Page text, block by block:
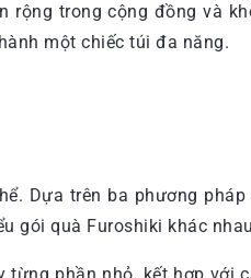
rộng trong cộng đồng và
một chiếc túi đa năng.
Dựa trên ba phương
gói quà Furoshiki khác